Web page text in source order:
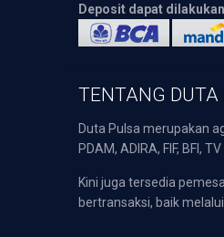
Deposit dapat
TENTANG DUTA
Duta Pulsa merupakan
PDAM, ADIRA, FIF, BFI,
Kini juga tersedia
bertransaksi, baik